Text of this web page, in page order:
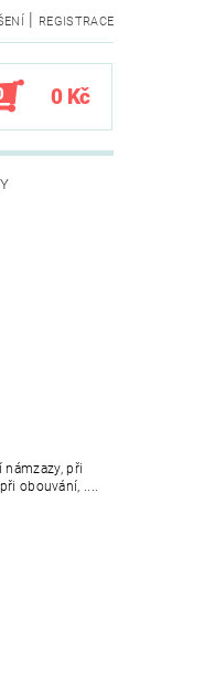
| REGISTRACE
0 Kč
při
obouvání, ....